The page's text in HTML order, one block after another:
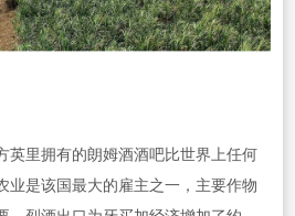
英里拥有的朗姆酒酒吧比世界上任何
业是该国最大的雇主之一，主要作物